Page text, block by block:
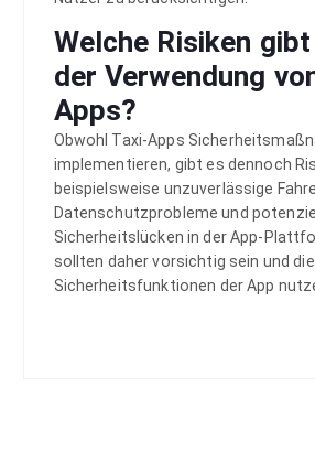
Welche Risiken
der Verwendung
Apps?
Obwohl Taxi-Apps
implementieren, gibt es dennoch
beispielsweise unzuverlässige
Datenschutzprobleme und
Sicherheitslücken in der App-
sollten daher vorsichtig sein und die
Sicherheitsfunktionen der App